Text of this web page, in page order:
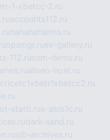
1-xbetcc-2.ru
accounts112.ru
hahahaharms.ru
opsmgr.ruev-gallery.ru
112.rucsm-demo.ru
allseo-host.ru
cricetc1xbetr1xbetcc2.ru
statti.rue-abis1c.ru
dark-sand.ru
sib-archives.ru